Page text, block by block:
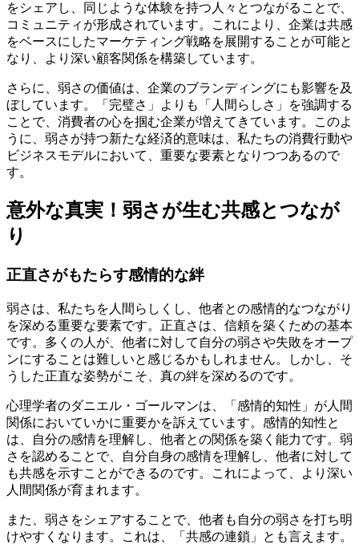
をシェアし、同じような体験を持つ人々とつながることで、
コミュニティが形成されています。これにより、企業は共感
をベースにしたマーケティング戦略を展開することが可能と
なり、より深い顧客関係を構築しています。
さらに、弱さの価値は、企業のブランディングにも影響を及
ぼしています。「完璧さ」よりも「人間らしさ」を強調する
ことで、消費者の心を掴む企業が増えてきています。このよ
うに、弱さが持つ新たな経済的意味は、私たちの消費行動や
ビジネスモデルにおいて、重要な要素となりつつあるので
す。
意外な真実！弱さが生む共感とつなが
り
正直さがもたらす感情的な絆
弱さは、私たちを人間らしくし、他者との感情的なつながり
を深める重要な要素です。正直さは、信頼を築くための基本
です。多くの人が、他者に対して自分の弱さや失敗をオープ
ンにすることは難しいと感じるかもしれません。しかし、そ
うした正直な姿勢がこそ、真の絆を深めるのです。
心理学者のダニエル・ゴールマンは、「感情的知性」が人間
関係においていかに重要かを訴えています。感情的知性と
は、自分の感情を理解し、他者との関係を築く能力です。弱
さを認めることで、自分自身の感情を理解し、他者に対して
も共感を示すことができるのです。これによって、より深い
人間関係が育まれます。
また、弱さをシェアすることで、他者も自分の弱さを打ち明
けやすくなります。これは、「共感の連鎖」とも言えます。